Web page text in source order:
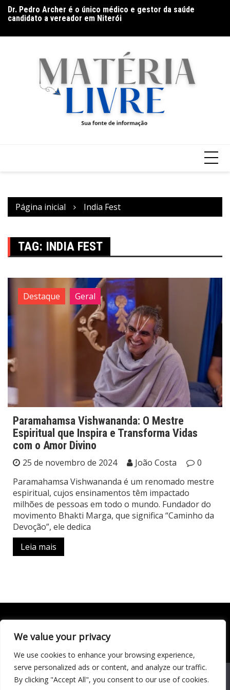
We value your privacy
We use cookies to enhance your browsing experience,
serve personalized ads or content, and analyze our traffic.
By clicking "Accept All", you consent to our use of cookies.
para
conteúdo
Dr. Pedro Archer é o único médico e gestor da saúde
candidato a vereador em Niterói
Página inicial India Fest
TAG: INDIA FEST
Destaque Geral
Paramahamsa Vishwananda: O Mestre
Espiritual que Inspira e Transforma Vidas
com o Amor Divino
25 de novembro de 2024 João Costa
0
Paramahamsa Vishwananda é um renomado mestre
espiritual, cujos ensinamentos têm impactado
milhões de pessoas em todo o mundo. Fundador do
movimento Bhakti Marga, que significa “Caminho da
Devoção”, ele dedica
Leia mais
Todo conteúdo publicado neste portal, incluindo textos,
responsabilidade do autor. © 2020 - 2024 Todos os direitos
reservados ao site Matéria Livre Royale News by
ThemebeezWe use cookies to ensure that we give you the best
experience on our website. If you continue to use this site we